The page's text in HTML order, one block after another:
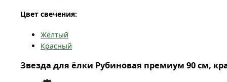
Цвет свечения:
Жёлтый
Красный
Звезда для ёлки Рубиновая премиум 90 см,